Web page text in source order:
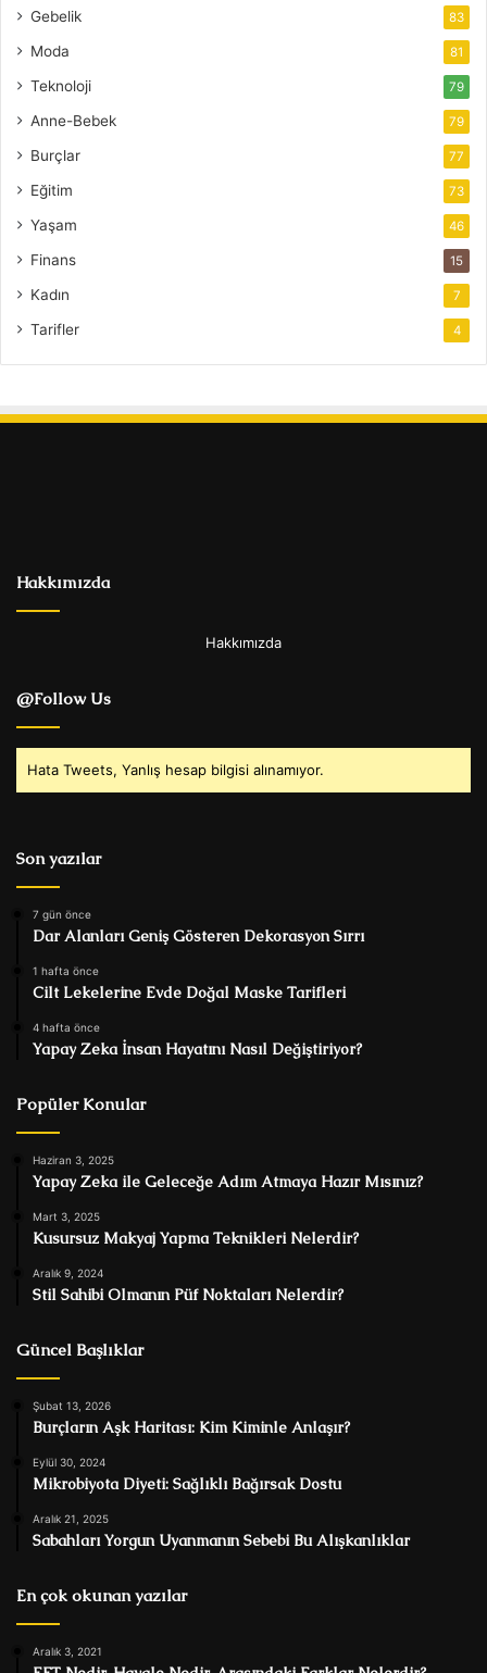
Gebelik 83
Moda 81
Teknoloji 79
Anne-Bebek 79
Burçlar 77
Eğitim 73
Yaşam 46
Finans 15
Kadın 7
Tarifler 4
Hakkımızda
Hakkımızda
@Follow Us
Hata Tweets, Yanlış hesap bilgisi alınamıyor.
Son yazılar
7 gün önce
Dar Alanları Geniş Gösteren Dekorasyon Sırrı
1 hafta önce
Cilt Lekelerine Evde Doğal Maske Tarifleri
4 hafta önce
Yapay Zeka İnsan Hayatını Nasıl Değiştiriyor?
Popüler Konular
Haziran 3, 2025
Yapay Zeka ile Geleceğe Adım Atmaya Hazır Mısınız?
Mart 3, 2025
Kusursuz Makyaj Yapma Teknikleri Nelerdir?
Aralık 9, 2024
Stil Sahibi Olmanın Püf Noktaları Nelerdir?
Güncel Başlıklar
Şubat 13, 2026
Burçların Aşk Haritası: Kim Kiminle Anlaşır?
Eylül 30, 2024
Mikrobiyota Diyeti: Sağlıklı Bağırsak Dostu
Aralık 21, 2025
Sabahları Yorgun Uyanmanın Sebebi Bu Alışkanlıklar
En çok okunan yazılar
Aralık 3, 2021